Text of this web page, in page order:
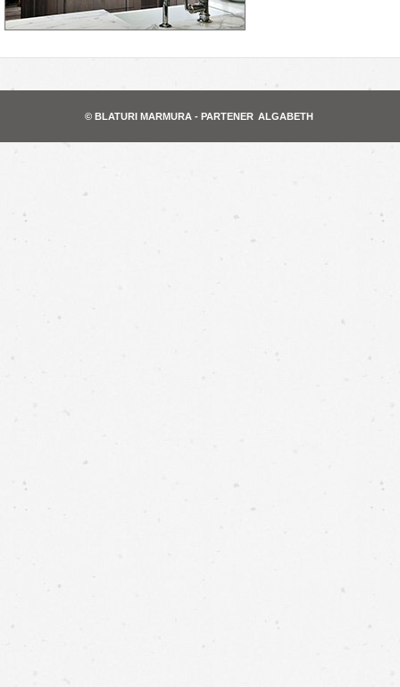
© BLATURI MARMURA - PARTENER ALGABETH